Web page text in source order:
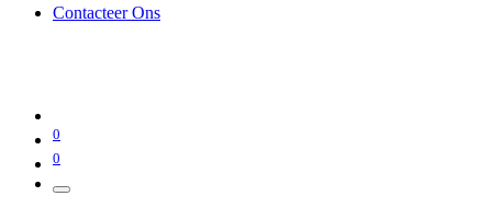
Contacteer Ons
0
0